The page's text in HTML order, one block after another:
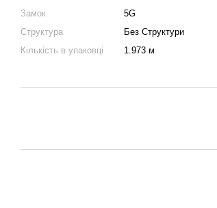
Замок
5G
Структура
Без Структури
Кількість в упаковці
1.973 м